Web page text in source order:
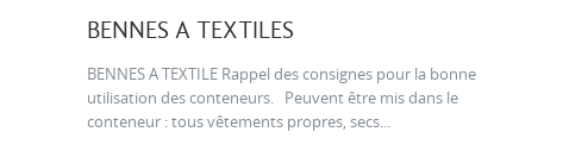
BENNES A TEXTILES
BENNES A TEXTILE Rappel des consignes pour la bonne
utilisation des conteneurs. Peuvent être mis dans le
conteneur : tous vêtements propres, secs...